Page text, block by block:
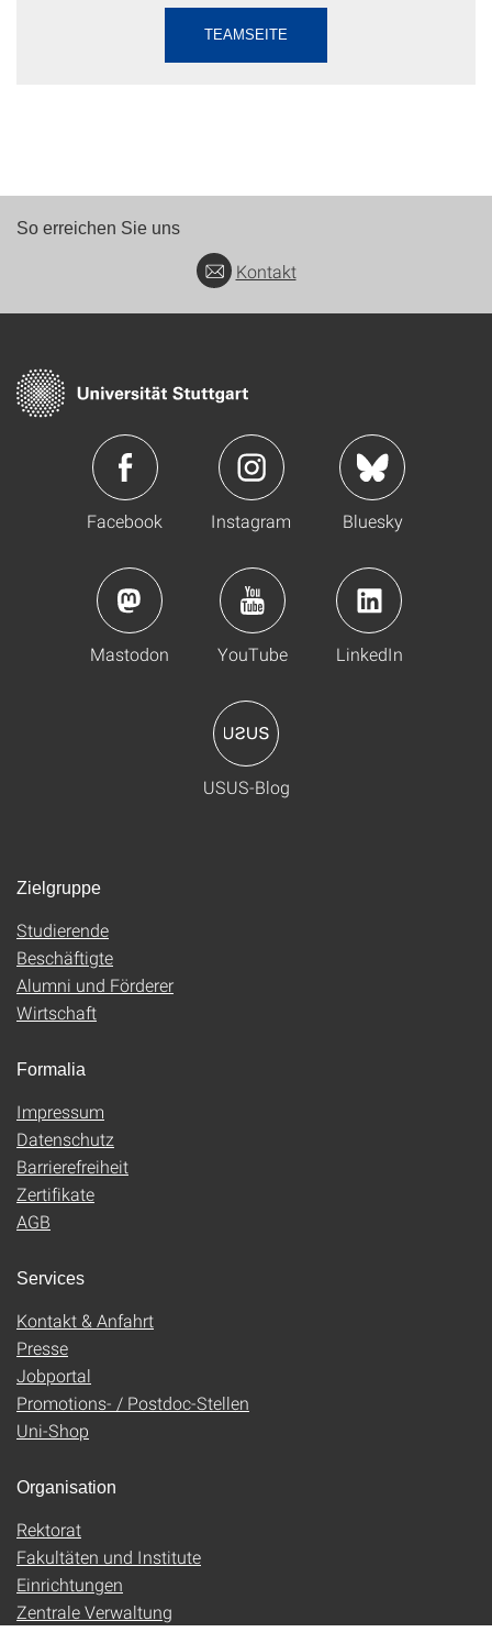
TEAMSEITE
So erreichen Sie uns
Kontakt
Facebook Instagram Bluesky
Mastodon YouTube LinkedIn
USUS-Blog
Zielgruppe
Studierende
Beschäftigte
Alumni und Förderer
Wirtschaft
Formalia
Impressum
Datenschutz
Barrierefreiheit
Zertifikate
AGB
Services
Kontakt & Anfahrt
Presse
Jobportal
Promotions- / Postdoc-Stellen
Uni-Shop
Organisation
Rektorat
Fakultäten und Institute
Einrichtungen
Zentrale Verwaltung